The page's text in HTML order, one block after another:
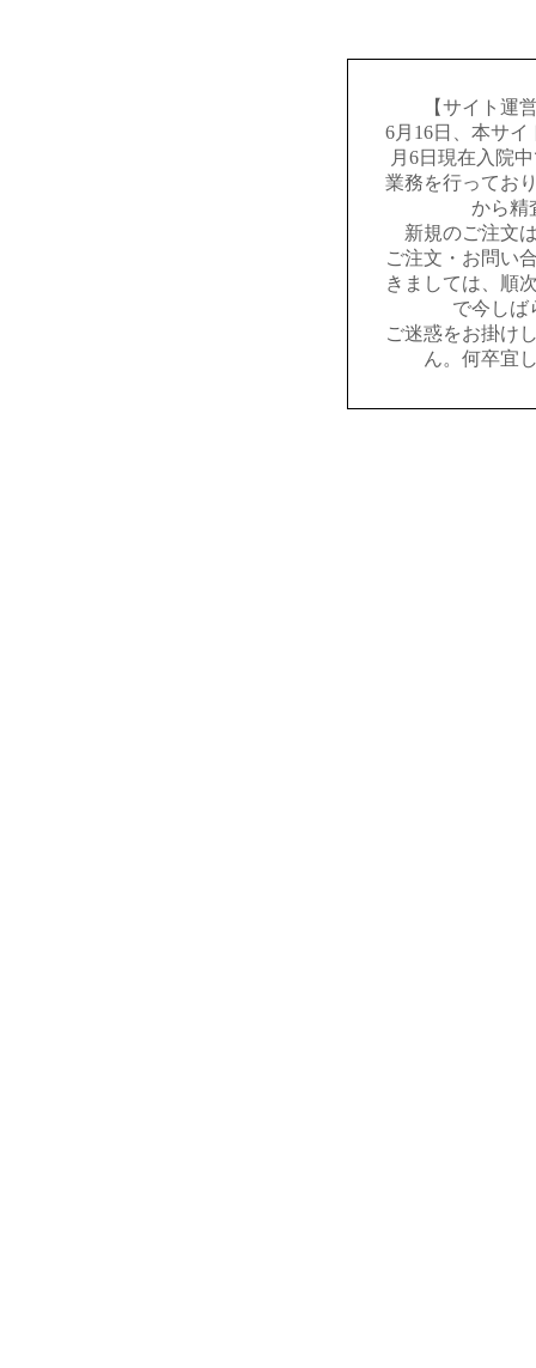
【サイト運
6月16日、本サ
月6日現在入院
業務を行ってお
から精
新規のご注文
ご注文・お問い
きましては、順
で今しば
ご迷惑をお掛け
ん。何卒宜